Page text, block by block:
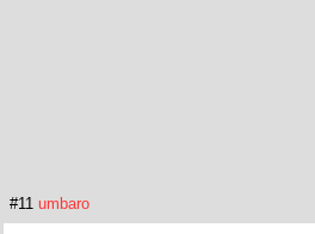
#11 umbaro